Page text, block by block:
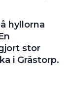
hyllorna
stor
i Grästorp.